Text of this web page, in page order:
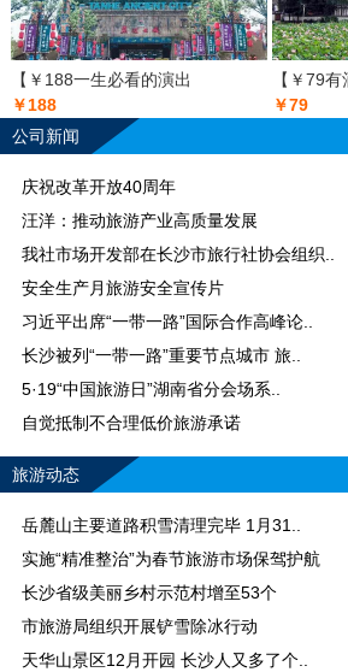
【￥188一生必看的演出
￥188
【￥79
￥79
公司新闻
庆祝改革开放40周年
汪洋：推动旅游产业高质量发展
我社市场开发部在长沙市旅行社协会组织..
安全生产月旅游安全宣传片
习近平出席“一带一路”国际合作高峰论..
长沙被列“一带一路”重要节点城市 旅..
5·19“中国旅游日”湖南省分会场系..
自觉抵制不合理低价旅游承诺
旅游动态
岳麓山主要道路积雪清理完毕 1月31..
实施“精准整治”为春节旅游市场保驾护航
长沙省级美丽乡村示范村增至53个
市旅游局组织开展铲雪除冰行动
天华山景区12月开园 长沙人又多了个..